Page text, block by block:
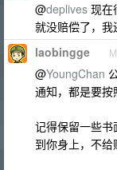
@deplives 现在
就没赔偿了，
laobingge
@YoungChan
通知，都是要按
记得保留一些
到你身上，不给